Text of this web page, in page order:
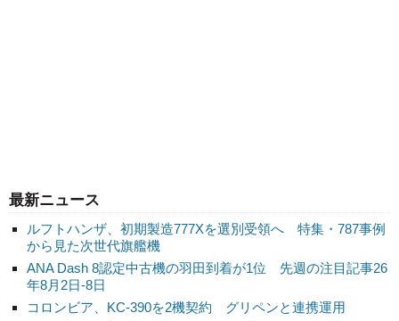
最新ニュース
ルフトハンザ、初期製造777Xを選別受領へ 特集・787事例
から見た次世代旗艦機
ANA Dash 8認定中古機の羽田到着が1位 先週の注目記事26
年8月2日-8日
コロンビア、KC-390を2機契約 グリペンと連携運用